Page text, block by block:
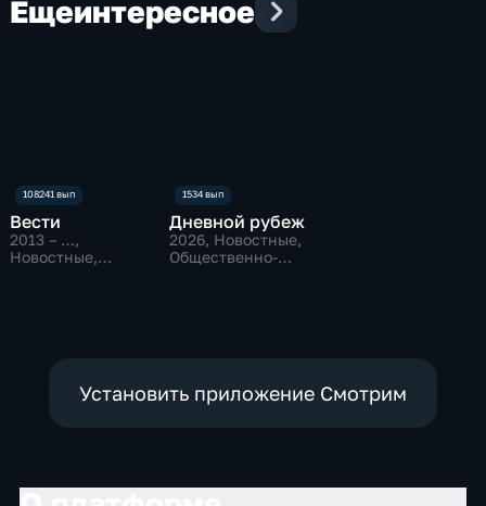
Ещеинтересное
Вести
2013 – …,
Новостные,
Дневной рубеж
2026, Новостные,
Общественно-
Установить приложение Смотрим